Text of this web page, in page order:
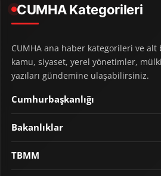
CUMHA Kategorileri
CUMHA ana haber kategorileri ve alt
kamu, siyaset, yerel yönetimler,
yazıları gündemine ulaşabilirsiniz.
Cumhurbaşkanlığı
Bakanlıklar
TBMM